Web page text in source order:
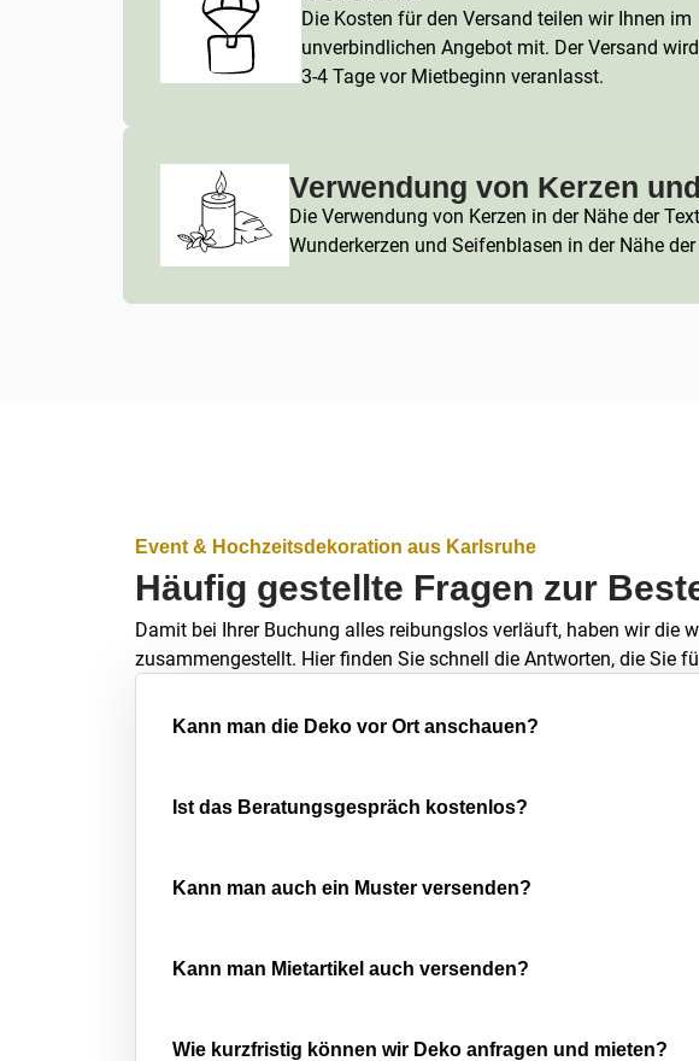
Die Kosten für den Versand teilen wir Ihnen im
unverbindlichen Angebot mit. Der Versand
3-4 Tage vor Mietbeginn veranlasst.
Verwendung von Kerzen
Die Verwendung von Kerzen in der Nähe der
Wunderkerzen und Seifenblasen in der Nähe
Event & Hochzeitsdekoration aus Karlsruhe
Häufig gestellte Fragen zur
Damit bei Ihrer Buchung alles reibungslos verläuft, haben wir die
zusammengestellt. Hier finden Sie schnell die Antworten, die Sie
Kann man die Deko vor Ort anschauen?
Ist das Beratungsgespräch kostenlos?
Kann man auch ein Muster versenden?
Kann man Mietartikel auch versenden?
Wie kurzfristig können wir Deko anfragen und mieten?